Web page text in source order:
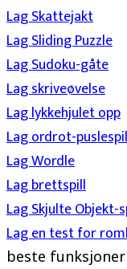
Lag Skattejakt
Lag Sliding Puzzle
Lag Sudoku-gåte
Lag skriveøvelse
Lag lykkehjulet opp
Lag ordrot-
Lag Wordle
Lag brettspill
Lag Skjulte Objekt-
Lag en test for
beste funksjoner